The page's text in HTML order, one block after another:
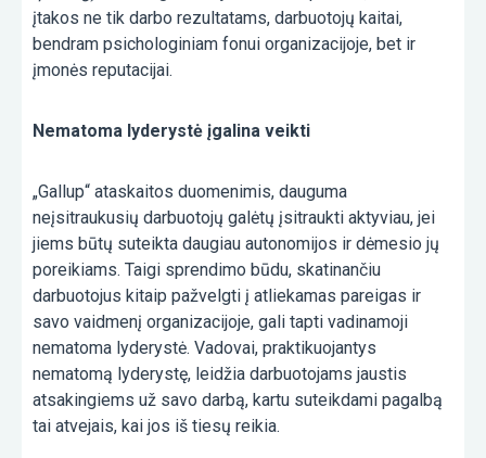
įtakos ne tik darbo rezultatams, darbuotojų kaitai,
bendram psichologiniam fonui organizacijoje, bet ir
įmonės reputacijai.
Nematoma lyderystė įgalina veikti
„Gallup“ ataskaitos duomenimis, dauguma
neįsitraukusių darbuotojų galėtų įsitraukti aktyviau, jei
jiems būtų suteikta daugiau autonomijos ir dėmesio jų
poreikiams​. Taigi sprendimo būdu, skatinančiu
darbuotojus kitaip pažvelgti į atliekamas pareigas ir
savo vaidmenį organizacijoje, gali tapti vadinamoji
nematoma lyderystė. Vadovai, praktikuojantys
nematomą lyderystę, leidžia darbuotojams jaustis
atsakingiems už savo darbą, kartu suteikdami pagalbą
tai atvejais, kai jos iš tiesų reikia.